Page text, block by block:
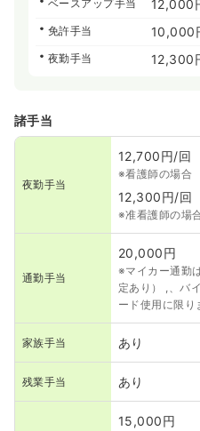
ベースアップ手当 12,000
免許手当 10,000
夜勤手当 12,300
諸手当
夜勤手当
12,700円/回
※看護師の場合
12,300円/回
※准看護師の場
通勤手当
20,000円
※マイカー通勤
定あり） ,、バ
ード使用に限り
家族手当 あり
残業手当 あり
15,000円